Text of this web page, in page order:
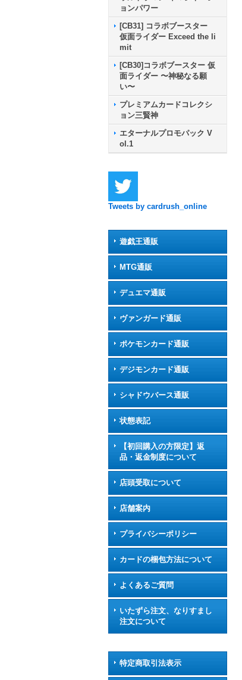
ョンパワー
[CB31] コラボブースター
仮面ライダー Exceed the li
mit
[CB30]コラボブースター 仮
面ライダー 〜神秘なる願
い〜
プレミアムカードコレクシ
ョン三賢神
エターナルプロモパック V
ol.1
Tweets by cardrush_online
遊戯王通販
MTG通販
デュエマ通販
ヴァンガード通販
ポケモンカード通販
デジモンカード通販
シャドウバース通販
状態表記
【初回購入の方限定】返
品・返金制度について
店頭受取について
店舗案内
プライバシーポリシー
カードの梱包方法について
よくあるご質問
いたずら注文、なりすまし
注文について
特定商取引法表示